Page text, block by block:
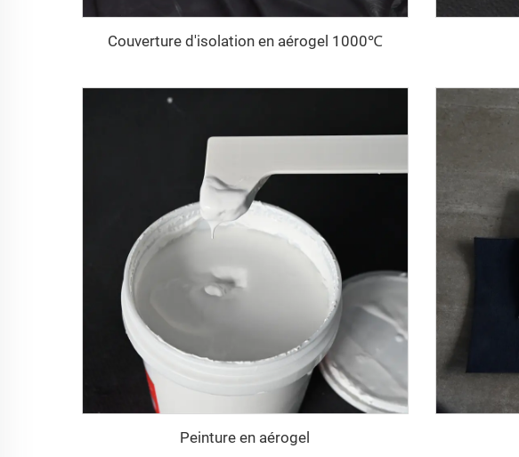
Couverture d'isolation en aérogel 1000℃
Peinture en aérogel